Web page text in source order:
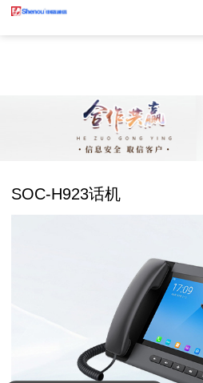
SOC-H923话机